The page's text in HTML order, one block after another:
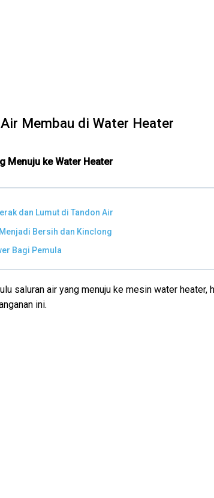
Membau di Water Heater
Menuju ke Water Heater
dan Lumut di Tandon Air
Bersih dan Kinclong
Bagi Pemula
saluran air yang menuju ke mesin water heater,
ini.